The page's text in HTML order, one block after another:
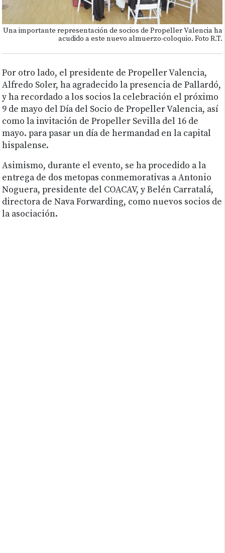
Una importante representación de socios de Propeller Valencia ha
acudido a este nuevo almuerzo-coloquio. Foto R.T.
Por otro lado, el presidente de Propeller Valencia,
Alfredo Soler, ha agradecido la presencia de Pallardó,
y ha recordado a los socios la celebración el próximo
9 de mayo del Día del Socio de Propeller Valencia, así
como la invitación de Propeller Sevilla del 16 de
mayo. para pasar un día de hermandad en la capital
hispalense.
Asimismo, durante el evento, se ha procedido a la
entrega de dos metopas conmemorativas a Antonio
Noguera, presidente del COACAV, y Belén Carratalá,
directora de Nava Forwarding, como nuevos socios de
la asociación.